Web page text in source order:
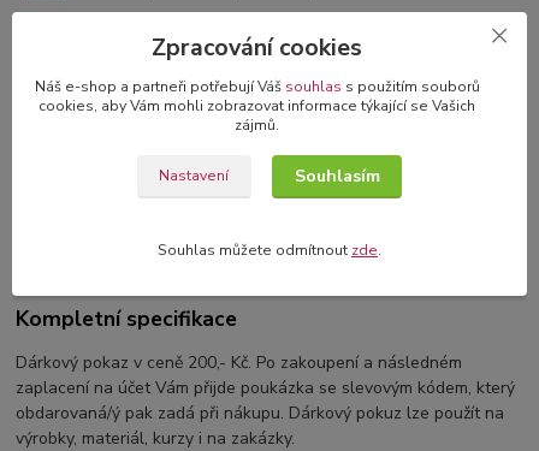
3D blahopřání v dárkové krabičce
Kompletní specifikace
Dárkový pokaz v ceně 200,- Kč. Po zakoupení a následném
zaplacení na účet Vám přijde poukázka se slevovým kódem, který
obdarovaná/ý pak zadá při nákupu. Dárkový pokuz lze použít na
výrobky, materiál, kurzy i na zakázky.
Zpracování cookies
Náš e-shop a partneři potřebují Váš souhlas s použitím souborů
cookies, aby Vám mohli zobrazovat informace týkající se Vašich
zájmů.
Nastavení Souhlasím
Souhlas můžete odmítnout zde.